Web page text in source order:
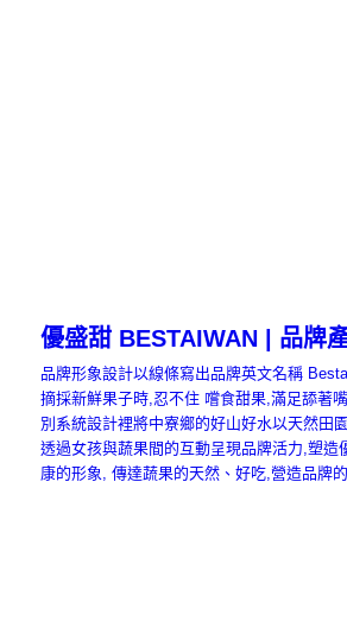
優盛甜 BESTAIWAN | 品牌
品牌形象設計以線條寫出品牌英文名稱
摘採新鮮果子時,忍不住 嚐食甜果,滿足舔著
別系統設計裡將中寮鄉的好山好水以天然田
透過女孩與蔬果間的互動呈現品牌活力,塑造
康的形象, 傳達蔬果的天然、好吃,營造品牌